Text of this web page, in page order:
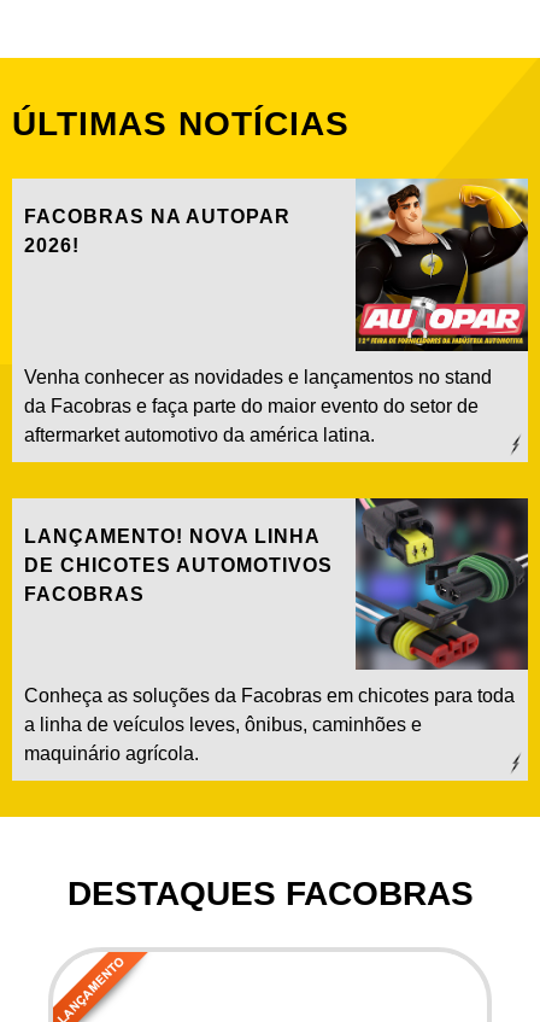
ÚLTIMAS NOTÍCIAS
FACOBRAS NA AUTOPAR
2026!
Venha conhecer as novidades e lançamentos no stand
da Facobras e faça parte do maior evento do setor de
aftermarket automotivo da américa latina.
LANÇAMENTO! NOVA LINHA
DE CHICOTES AUTOMOTIVOS
FACOBRAS
Conheça as soluções da Facobras em chicotes para toda
a linha de veículos leves, ônibus, caminhões e
maquinário agrícola.
DESTAQUES FACOBRAS